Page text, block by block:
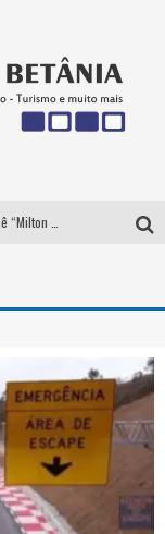
Circuito Minas Musical chega a Sabará com show gratuito de Thiago Delegado, Nath Rodrigues e Tulio Araujo